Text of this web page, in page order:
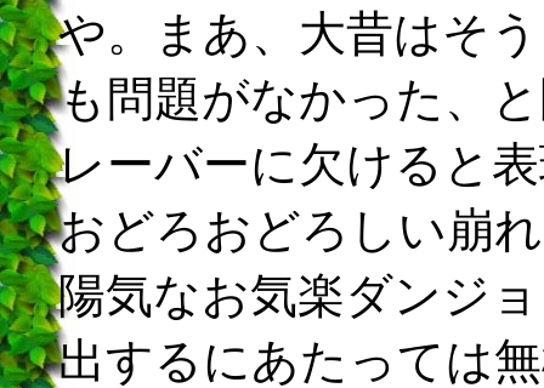
や。まあ、大昔はそ
も問題がなかった、
レーバーに欠けると
おどろおどろしい崩
陽気なお気楽ダンジ
出するにあたっては